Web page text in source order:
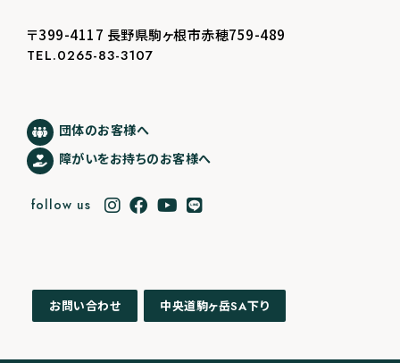
〒399-4117 長野県駒ヶ根市赤穂759-489
TEL.0265-83-3107
団体のお客様へ
障がいをお持ちのお客様へ
follow us
お問い合わせ 中央道駒ヶ岳SA下り